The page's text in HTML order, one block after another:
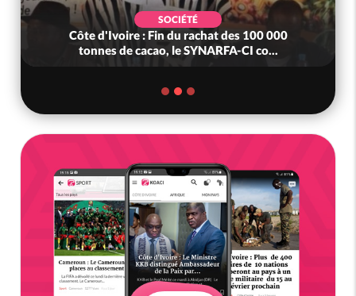
SOCIÉTÉ
Côte d'Ivoire : Fin du rachat des 100 000
tonnes de cacao, le SYNARFA-CI co...